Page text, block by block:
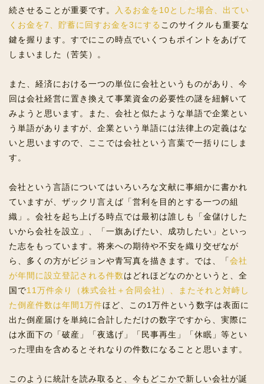
続させることが重要です。
入るお金を10とした場合、出てい
くお金を7、貯蓄に回すお金を3にする このサイクルも重要な
鍵を握ります。すでにこの時点でいくつもポイントをあげて
しまいました（苦笑）。
また、経済における一つの単位に会社というものがあり、今
回は会社経営に置き換えて事業資金の必要性の謎を紐解いて
みようと思います。また、会社と似たような単語で企業とい
う単語がありますが、企業という単語には法律上の定義はな
いと思いますので、ここでは会社という言葉で一括りにしま
す。
会社という言語についてはいろいろな文献に事細かに書かれ
ていますが、ザックリ言えば「営利を目的とする一つの組
織」。会社を起ち上げる時点では最初は誰しも「金儲けした
いから会社を設立」、「一旗あげたい、成功したい」といっ
た志をもっています。将来への期待や不安を織り交ぜなが
ら、多くの方がビジョンや青写真を描きます。では、「会社
が年間に設立登記される件数はどれほどなのかというと、全
国で11万件余り（株式会社＋合同会社）、またそれと対峙し
た倒産件数は年間1万件ほど、この1万件という数字は表面に
出た倒産届けを単純に合計しただけの数字ですから、実際に
は水面下の「破産」「夜逃げ」「民事再生」「休眠」等とい
った理由を含めるとそれなりの件数になることと思います。
このように統計を読み取ると、今もどこかで新しい会社が誕